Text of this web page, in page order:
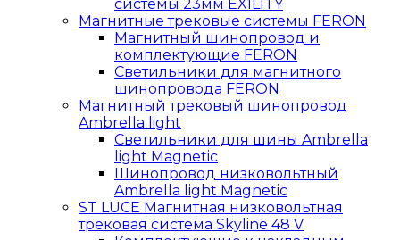
системы 23мм EXILITY
Магнитные трековые системы FERON
Магнитный шинопровод и
комплектующие FERON
Светильники для магнитного
шинопровода FERON
Магнитный трековый шинопровод
Ambrella light
Светильники для шины Ambrella
light Magnetic
Шинопровод низковольтный
Ambrella light Magnetic
ST LUCE Магнитная низковольтная
трековая система Skyline 48 V